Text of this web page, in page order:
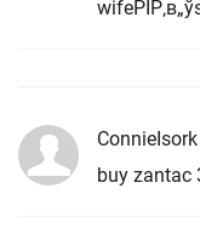
ConnieIsork
buy zantac